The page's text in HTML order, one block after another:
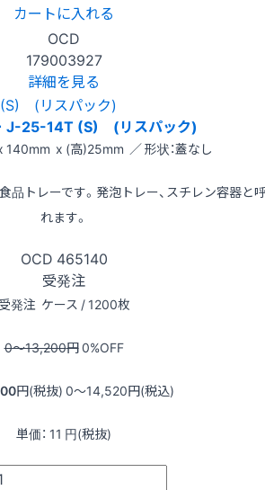
カートに入れる
OCD
179003927
詳細を見る
J-25-14T (S) (リスパック)
140mm x (高)25mm ／ 形状：蓋なし
品トレーです。発泡トレー、スチレン容器と
れます。
OCD 465140
受発注
受発注 ケース / 1200枚
0〜13,200円0%OFF
円(税抜) 0〜14,520円(税込)
単価： 11 円(税抜)